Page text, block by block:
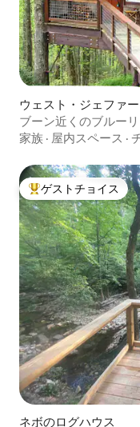
ウェスト・ジェファ
ブーン近くのブルー
ウス
家族 · 屋内スペース ·
大好評のゲストチョ
ゲストチョイス
ネボのログハウス